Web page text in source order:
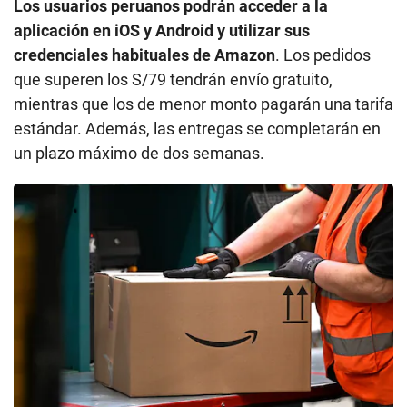
Los usuarios peruanos podrán acceder a la
aplicación en iOS y Android y utilizar sus
credenciales habituales de Amazon. Los pedidos
que superen los S/79 tendrán envío gratuito,
mientras que los de menor monto pagarán una tarifa
estándar. Además, las entregas se completarán en
un plazo máximo de dos semanas.